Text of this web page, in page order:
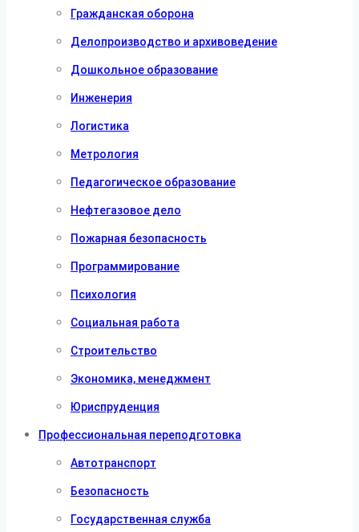
Гражданская оборона
Делопроизводство и архивоведение
Дошкольное образование
Инженерия
Логистика
Метрология
Педагогическое образование
Нефтегазовое дело
Пожарная безопасность
Программирование
Психология
Социальная работа
Строительство
Экономика, менеджмент
Юриспруденция
Профессиональная переподготовка
Автотранспорт
Безопасность
Государственная служба